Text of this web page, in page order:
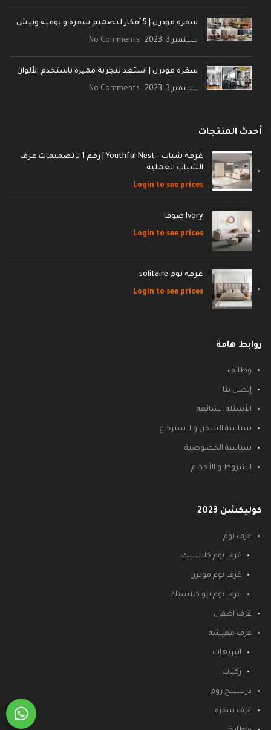
سفره مودرن | 5 أفكار لتصميم سفرة و بوفيه ونيش
سبتمبر 3, 2023 No Comments
سفره مودرن | استعد لتجربة مميزة باستخدم الألوان
سبتمبر 3, 2023 No Comments
أحدث المنتجات
غرفة شباب - Youthful Nest | رقم 1 لـ تصميمات غرف
الشباب العمليه
Login to see prices
Ivory صوفا
Login to see prices
غرفة نوم solitaire
Login to see prices
روابط هامة
وظائف
إتصل بنا
الأسئلة الشائعة
سياسة الشحن والاسترجاع
سياسة الخصوصية
الشروط و الأحكام
كوليكشن 2023
غرف نوم
غرف نوم كلاسيك
غرف نوم مودرن
غرف نوم نيو كلاسيك
غرف اطفال
غرف معيشه
انتريهات
ركنات
دريسنج روم
غرف سفره